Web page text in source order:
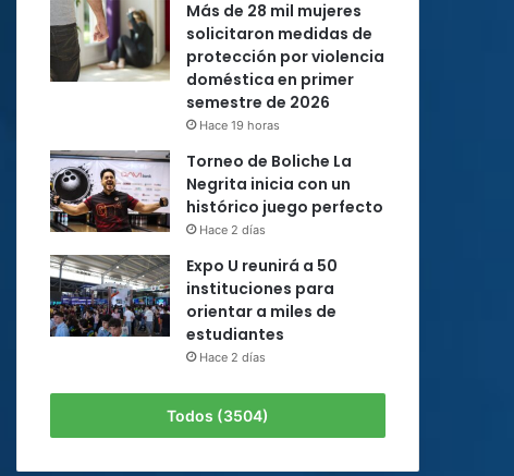
Más de 28 mil mujeres
solicitaron medidas de
protección por violencia
doméstica en primer
semestre de 2026
Hace 19 horas
Torneo de Boliche La
Negrita inicia con un
histórico juego perfecto
Hace 2 días
Expo U reunirá a 50
instituciones para
orientar a miles de
estudiantes
Hace 2 días
Todos (3504)